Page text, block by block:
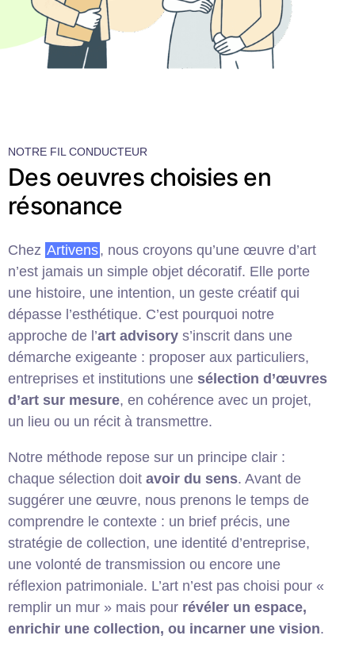
NOTRE FIL CONDUCTEUR
Des oeuvres choisies en
résonance
Chez Artivens, nous croyons qu’une œuvre d’art
n’est jamais un simple objet décoratif. Elle porte
une histoire, une intention, un geste créatif qui
dépasse l’esthétique. C’est pourquoi notre
approche de l’art advisory s’inscrit dans une
démarche exigeante : proposer aux particuliers,
entreprises et institutions une sélection d’œuvres
d’art sur mesure, en cohérence avec un projet,
un lieu ou un récit à transmettre.
Notre méthode repose sur un principe clair :
chaque sélection doit avoir du sens. Avant de
suggérer une œuvre, nous prenons le temps de
comprendre le contexte : un brief précis, une
stratégie de collection, une identité d’entreprise,
une volonté de transmission ou encore une
réflexion patrimoniale. L’art n’est pas choisi pour «
remplir un mur » mais pour révéler un espace,
enrichir une collection, ou incarner une vision.